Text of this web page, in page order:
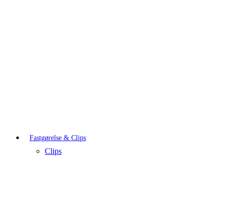
Fastgørelse & Clips
Clips